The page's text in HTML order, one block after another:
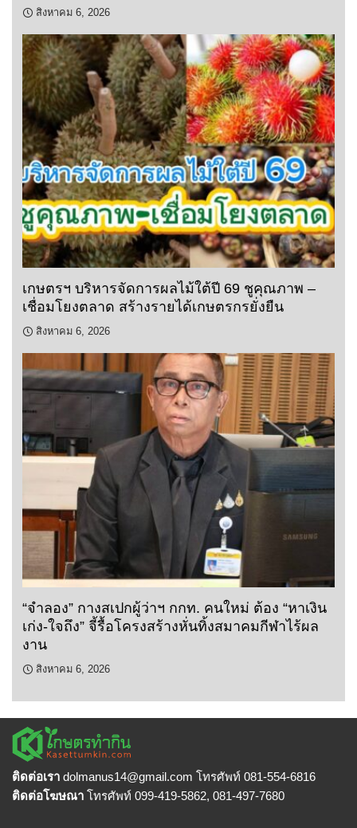
สิงหาคม 6, 2026
เกษตรฯ บริหารจัดการผลไม้ใต้ปี 69 ชูคุณภาพ –
เชื่อมโยงตลาด สร้างรายได้เกษตรกรยั่งยืน
สิงหาคม 6, 2026
“จำลอง” กางสเปกผู้ว่าฯ กกท. คนใหม่ ต้อง “หาเงิน
เก่ง-ใจถึง” จี้รื้อโครงสร้างหั่นทิ้งสมาคมกีฬาไร้ผล
งาน
สิงหาคม 6, 2026
ติดต่อเรา dolmanus14@gmail.com โทรศัพท์ 081-554-6816
ติดต่อโฆษณา โทรศัพท์ 099-419-5862, 081-497-7680